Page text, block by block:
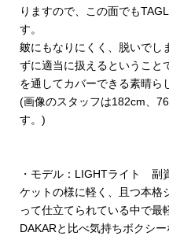
りますので、この面でも
す。
皴にもなりにくく、脱いでし
ずに適当に扱えるということ
を通してカバーできる素晴ら
(画像のスタッフは182cm、
す。)
・モデル：LIGHTライト 副
ケットの様に軽く、且つ本格
って仕立てられている中で最
DAKARと比べ気持ちボクシ